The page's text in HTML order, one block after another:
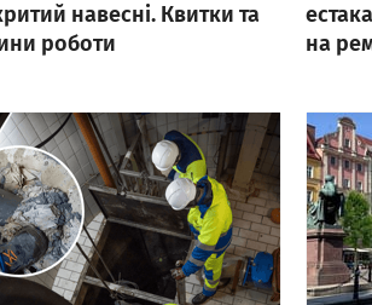
навесні. Квитки та
роботи
на